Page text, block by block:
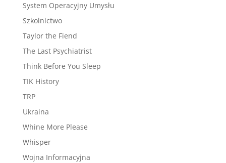
System Operacyjny Umysłu
Szkolnictwo
Taylor the Fiend
The Last Psychiatrist
Think Before You Sleep
TIK History
TRP
Ukraina
Whine More Please
Whisper
Wojna Informacyjna